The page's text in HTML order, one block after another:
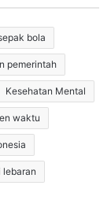
bola
pemerintah
Kesehatan Mental
waktu
lebaran